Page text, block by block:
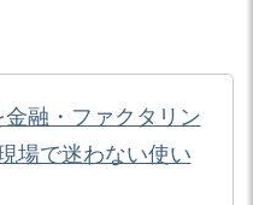
金融・ファクタリン
場で迷わない使い